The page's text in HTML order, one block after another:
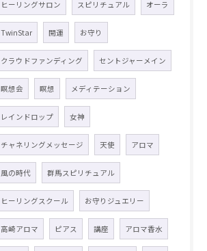
ヒーリングサロン スピリチュアル オーラ
TwinStar 開運 お守り
クラウドファンディング セントジャーメイン
瞑想会 瞑想 メディテーション
レインドロップ 女神
チャネリングメッセージ 天使 アロマ
風の時代 群馬スピリチュアル
ヒーリングスクール お守りジュエリー
高崎アロマ ピアス 講座 アロマ香水